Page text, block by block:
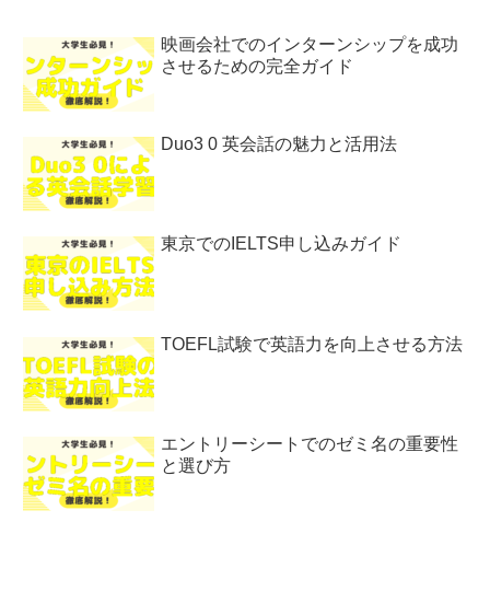
映画会社でのインターンシップを成功
させるための完全ガイド
Duo3 0 英会話の魅力と活用法
東京でのIELTS申し込みガイド
TOEFL試験で英語力を向上させる方法
エントリーシートでのゼミ名の重要性
と選び方